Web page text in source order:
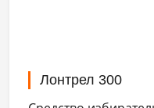
Лонтрел 300